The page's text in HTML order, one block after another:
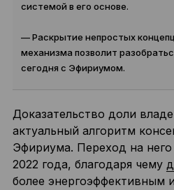
системой в его основе.
— Раскрытие непростых
механизма позволит
сегодня с Эфириумом.
Доказательство доли
актуальный алгоритм
Эфириума. Переход на него
2022 года, благодаря чему
более энергоэффективным